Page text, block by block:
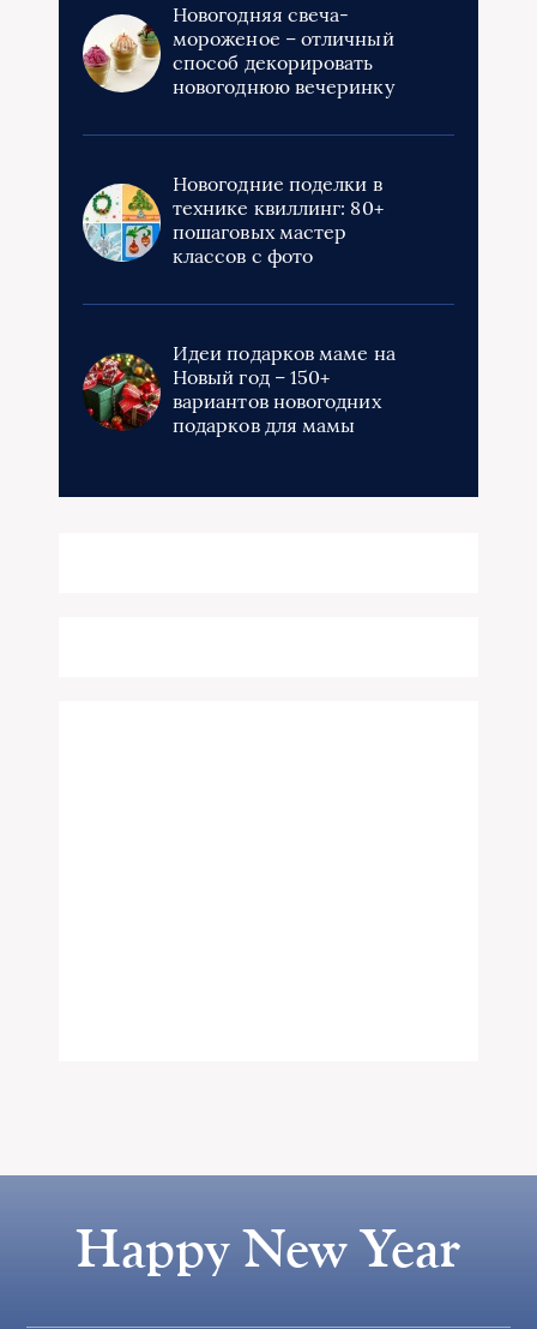
Новогодняя свеча-
мороженое – отличный
способ декорировать
новогоднюю вечеринку
Новогодние поделки в
технике квиллинг: 80+
пошаговых мастер
классов с фото
Идеи подарков маме на
Новый год – 150+
вариантов новогодних
подарков для мамы
Happy New Year